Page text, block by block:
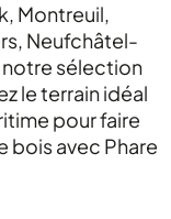
Montreuil,
Neufchâtel-
sélection
le terrain idéal
pour faire
bois avec Phare